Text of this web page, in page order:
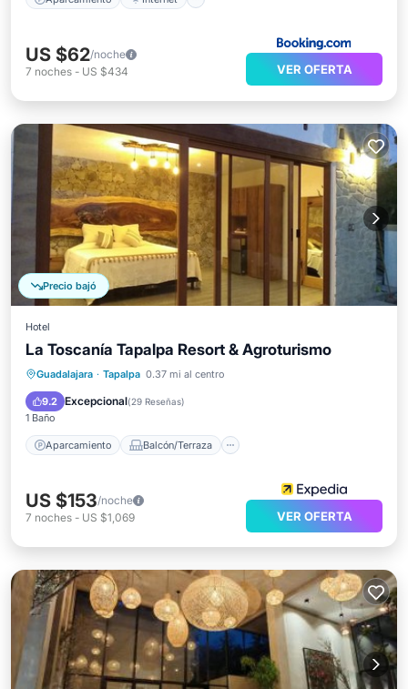
US $62/noche
7 noches - US $434 VER OFERTA
Precio bajó
Hotel
La Toscanía Tapalpa Resort & Agroturismo
Guadalajara · Tapalpa 0.37 mi al centro
9.2 Excepcional(29 Reseñas)
1 Baño
Aparcamiento Balcón/Terraza
Aparcamiento
Balcón/Terraza
Cocina
Internet
US $153/noche
7 noches - US $1,069 VER OFERTA